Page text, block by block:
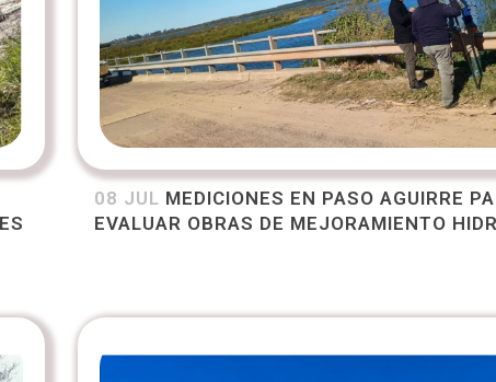
08 JUL MEDICIONES EN PASO AGUIRRE
EVALUAR OBRAS DE MEJORAMIENTO